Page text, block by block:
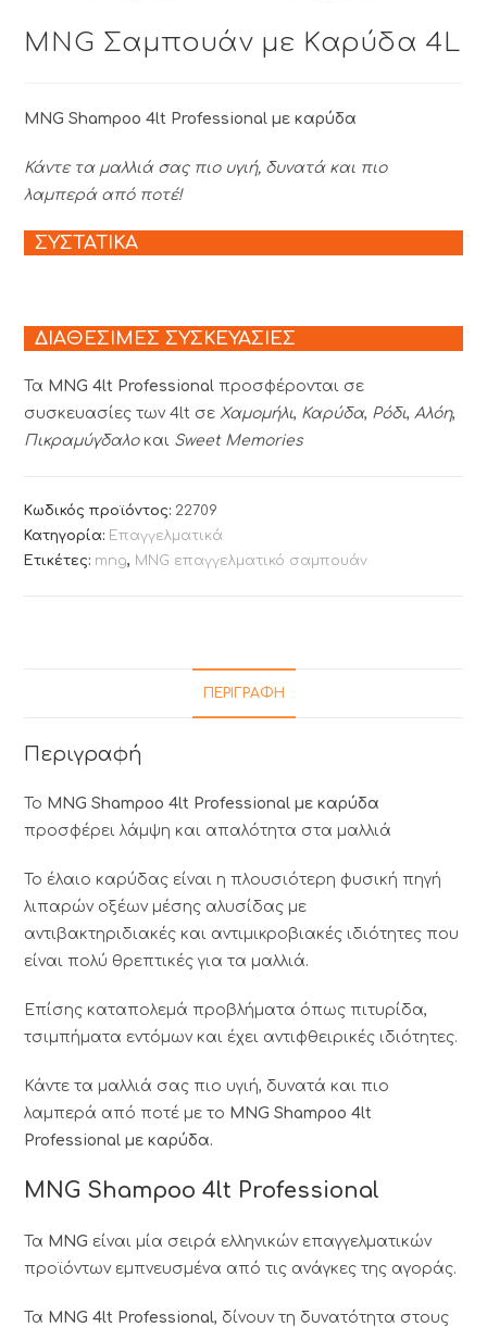
MNG Σαμπουάν με Καρύδα 4L
MNG Shampoo 4lt Professional με καρύδα
Κάντε τα μαλλιά σας πιο υγιή, δυνατά και πιο
λαμπερά από ποτέ!
ΣΥΣΤΑΤΙΚΑ
ΔΙΑΘΕΣΙΜΕΣ ΣΥΣΚΕΥΑΣΙΕΣ
Τα MNG 4lt Professionalπροσφέρονται σε
συσκευασίες των 4lt σε Χαμομήλι, Καρύδα, Ρόδι, Αλόη,
Πικραμύγδαλοκαι Sweet Memories
Κωδικός προϊόντος: 22709
Κατηγορία: Επαγγελματικά
Ετικέτες: mng, MNG επαγγελματικό σαμπουάν
ΠΕΡΙΓΡΑΦΉ
Περιγραφή
Το MNG Shampoo 4lt Professional με καρύδα
προσφέρει λάμψη και απαλότητα στα μαλλιά
Το έλαιο καρύδας είναι η πλουσιότερη φυσική πηγή
λιπαρών οξέων μέσης αλυσίδας με
αντιβακτηριδιακές και αντιμικροβιακές ιδιότητες που
είναι πολύ θρεπτικές για τα μαλλιά.
Επίσης καταπολεμά προβλήματα όπως πιτυρίδα,
τσιμπήματα εντόμων και έχει αντιφθειρικές ιδιότητες.
Κάντε τα μαλλιά σας πιο υγιή, δυνατά και πιο
λαμπερά από ποτέ με το MNG Shampoo 4lt
Professional με καρύδα.
MNG Shampoo 4lt Professional
Τα MNG είναι μία σειρά ελληνικών επαγγελματικών
προϊόντων εμπνευσμένα από τις ανάγκες της αγοράς.
Τα MNG 4lt Professional, δίνουν τη δυνατότητα στους